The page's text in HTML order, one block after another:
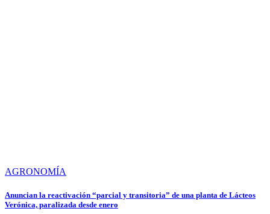
AGRONOMÍA
Anuncian la reactivación “parcial y transitoria” de una planta de Lácteos
Verónica, paralizada desde enero